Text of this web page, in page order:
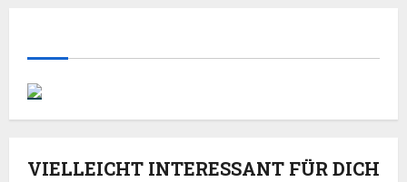
VIELLEICHT INTERESSANT FÜR DICH